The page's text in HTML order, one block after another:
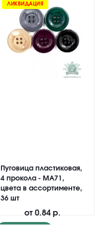
ЛИКВИДАЦИЯ
Пуговица пластиковая,
4 прокола - MA71,
цвета в ассортименте,
36 шт
от 0.84 р.